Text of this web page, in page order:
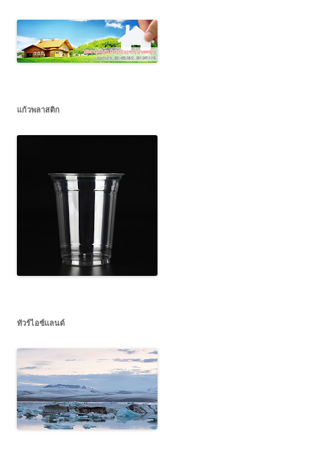
แก้วพลาสติก
ทัวร์ไอซ์แลนด์